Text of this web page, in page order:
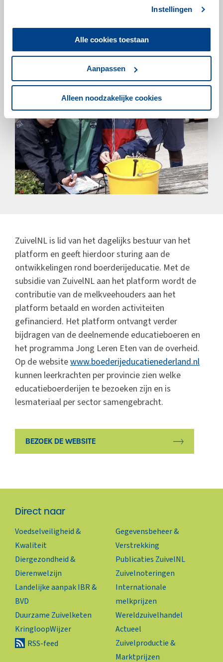
Instellingen
Alle cookies toestaan
Aanpassen
Alleen noodzakelijke cookies
ZuivelNL is lid van het dagelijks bestuur van het
platform en geeft hierdoor sturing aan de
ontwikkelingen rond boerderijeducatie. Met de
subsidie van ZuivelNL aan het platform wordt de
contributie van de melkveehouders aan het
platform betaald en worden activiteiten
gefinancierd. Het platform ontvangt verder
bijdragen van de deelnemende educatieboeren en
het programma Jong Leren Eten van de overheid.
Op de websitewww.boederijeducatienederland.nl
kunnen leerkrachten per provincie zien welke
educatieboerderijen te bezoeken zijn en is
lesmateriaal per sector samengebracht.
BEZOEK DE WEBSITE
Direct naar
Voedselveiligheid &
Kwaliteit
Diergezondheid &
Dierenwelzijn
Landelijke aanpak IBR &
BVD
Duurzame Zuivelketen
KringloopWijzer
RSS-feed
Gegevensbeheer &
Verstrekking
Publicaties ZuivelNL
Zuivelnoteringen
Internationale
melkprijzen
Wereldzuivelhandel
Actueel
Zuivelproductie &
Marktprijzen